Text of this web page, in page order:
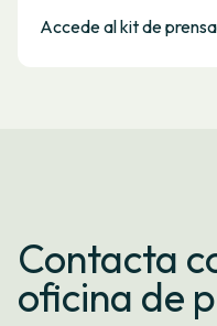
Accede al kit de prensa
Contacta
oficina de